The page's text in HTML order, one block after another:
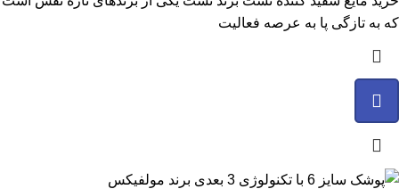
که به تازگی پا به عرصه فعالیت